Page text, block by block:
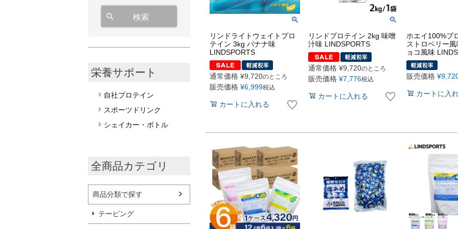
検索
栄養サポート
自社プロテイン
スポーツドリンク
シェイカー・ボトル
全商品カテゴリ
商品分類で探す
テーピング
リンドライトウェイトプロ
テイン 3kg バナナ味
LINDSPORTS
通常価格 ¥9,720のところ
販売価格 ¥6,999税込
カートに入れる
リンドプロテイン 2kg 味噌
汁味 LINDSPORTS
通常価格 ¥9,720のところ
販売価格 ¥7,776税込
カートに入れる
ホエイ100%プ
ストロベリー
ョコ風味
販売価格 ¥
カートに入